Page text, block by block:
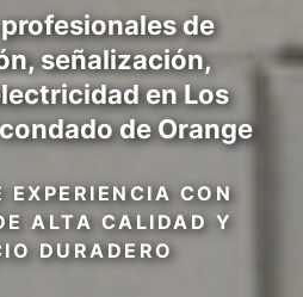
de
señalización,
en Los
de Orange
EXPERIENCIA CON
ALTA CALIDAD Y
DURADERO